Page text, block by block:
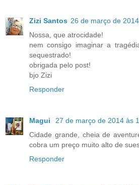
Zizi Santos 26 de março de
Nossa, que atrocidade!
nem consigo imaginar a
sequestrado!
obrigada pelo post!
bjo Zizi
Responder
Magui
27 de março de 2014 às
Cidade grande, cheia de
cobra um preço muito alto de
Responder